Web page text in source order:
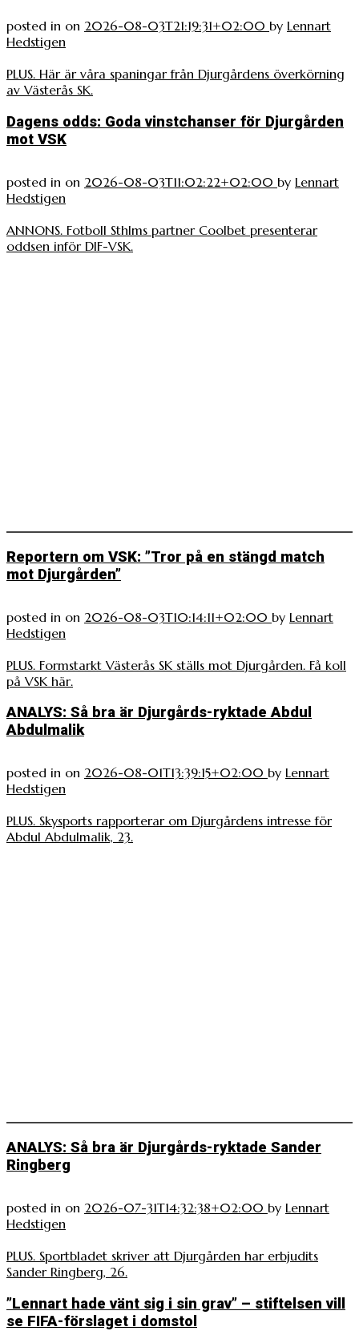
posted in on 2026-08-03T21:19:31+02:00 by Lennart
Hedstigen
PLUS. Här är våra spaningar från Djurgårdens överkörning
av Västerås SK.
Dagens odds: Goda vinstchanser för Djurgården
mot VSK
posted in on 2026-08-03T11:02:22+02:00 by Lennart
Hedstigen
ANNONS. Fotboll Sthlms partner Coolbet presenterar
oddsen inför DIF-VSK.
Reportern om VSK: ”Tror på en stängd match
mot Djurgården”
posted in on 2026-08-03T10:14:11+02:00 by Lennart
Hedstigen
PLUS. Formstarkt Västerås SK ställs mot Djurgården. Få koll
på VSK här.
ANALYS: Så bra är Djurgårds-ryktade Abdul
Abdulmalik
posted in on 2026-08-01T13:39:15+02:00 by Lennart
Hedstigen
PLUS. Skysports rapporterar om Djurgårdens intresse för
Abdul Abdulmalik, 23.
ANALYS: Så bra är Djurgårds-ryktade Sander
Ringberg
posted in on 2026-07-31T14:32:38+02:00 by Lennart
Hedstigen
PLUS. Sportbladet skriver att Djurgården har erbjudits
Sander Ringberg, 26.
”Lennart hade vänt sig i sin grav” – stiftelsen vill
se FIFA-förslaget i domstol